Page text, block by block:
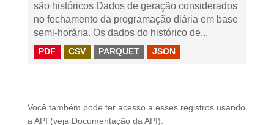
são históricos Dados de geração considerados
no fechamento da programação diária em base
semi-horária. Os dados do histórico de...
PDF CSV PARQUET JSON
Você também pode ter acesso a esses registros usando
a API (veja Documentação da API ).